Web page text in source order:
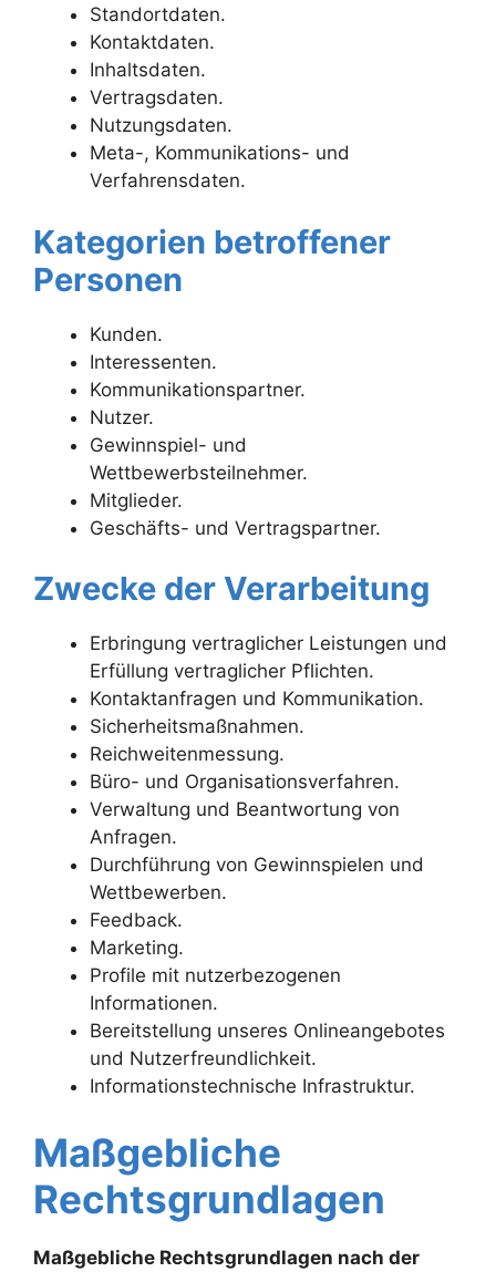
Standortdaten.
Kontaktdaten.
Inhaltsdaten.
Vertragsdaten.
Nutzungsdaten.
Meta-, Kommunikations- und
Verfahrensdaten.
Kategorien betroffener
Personen
Kunden.
Interessenten.
Kommunikationspartner.
Nutzer.
Gewinnspiel- und
Wettbewerbsteilnehmer.
Mitglieder.
Geschäfts- und Vertragspartner.
Zwecke der Verarbeitung
Erbringung vertraglicher Leistungen und
Erfüllung vertraglicher Pflichten.
Kontaktanfragen und Kommunikation.
Sicherheitsmaßnahmen.
Reichweitenmessung.
Büro- und Organisationsverfahren.
Verwaltung und Beantwortung von
Anfragen.
Durchführung von Gewinnspielen und
Wettbewerben.
Feedback.
Marketing.
Profile mit nutzerbezogenen
Informationen.
Bereitstellung unseres Onlineangebotes
und Nutzerfreundlichkeit.
Informationstechnische Infrastruktur.
Maßgebliche
Rechtsgrundlagen
Maßgebliche Rechtsgrundlagen nach der